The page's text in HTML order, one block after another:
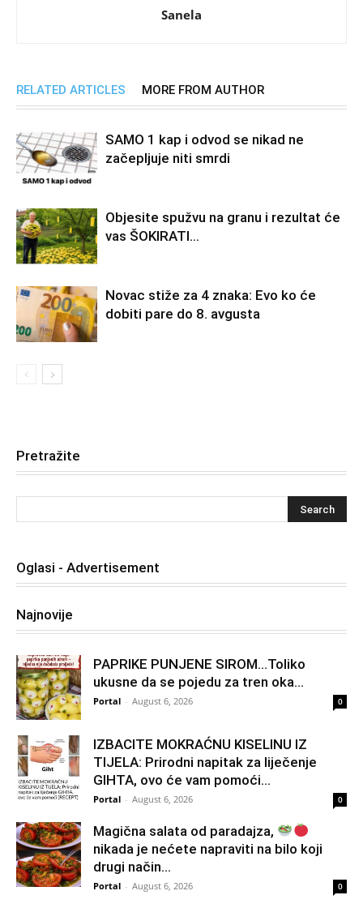
Sanela
RELATED ARTICLES MORE FROM AUTHOR
SAMO 1 kap i odvod se nikad ne
začepljuje niti smrdi
Objesite spužvu na granu i rezultat će
vas ŠOKIRATI…
Novac stiže za 4 znaka: Evo ko će
dobiti pare do 8. avgusta
Pretražite
Oglasi - Advertisement
Najnovije
PAPRIKE PUNJENE SIROM…Toliko
ukusne da se pojedu za tren oka…
Portal - August 6, 2026 0
IZBACITE MOKRAĆNU KISELINU IZ
TIJELA: Prirodni napitak za liječenje
GIHTA, ovo će vam pomoći...
Portal - August 6, 2026 0
Magična salata od paradajza,
nikada je nećete napraviti na bilo koji
drugi način…
Portal - August 6, 2026 0